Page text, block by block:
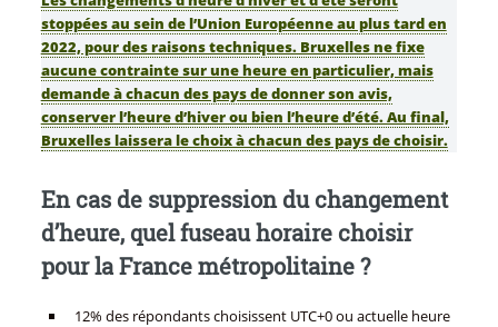
stoppées au sein de l’Union Européenne au plus tard en
2022, pour des raisons techniques. Bruxelles ne fixe
aucune contrainte sur une heure en particulier, mais
demande à chacun des pays de donner son avis,
conserver l’heure d’hiver ou bien l’heure d’été. Au final,
Bruxelles laissera le choix à chacun des pays de choisir.
En cas de suppression du changement
d’heure, quel fuseau horaire choisir
pour la France métropolitaine ?
12% des répondants choisissent UTC+0 ou actuelle heure